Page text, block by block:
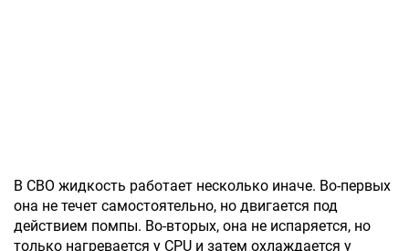
В СВО жидкость работает несколько иначе. Во-первых
она не течет самостоятельно, но двигается под
действием помпы. Во-вторых, она не испаряется, но
только нагревается у CPU и затем охлаждается у